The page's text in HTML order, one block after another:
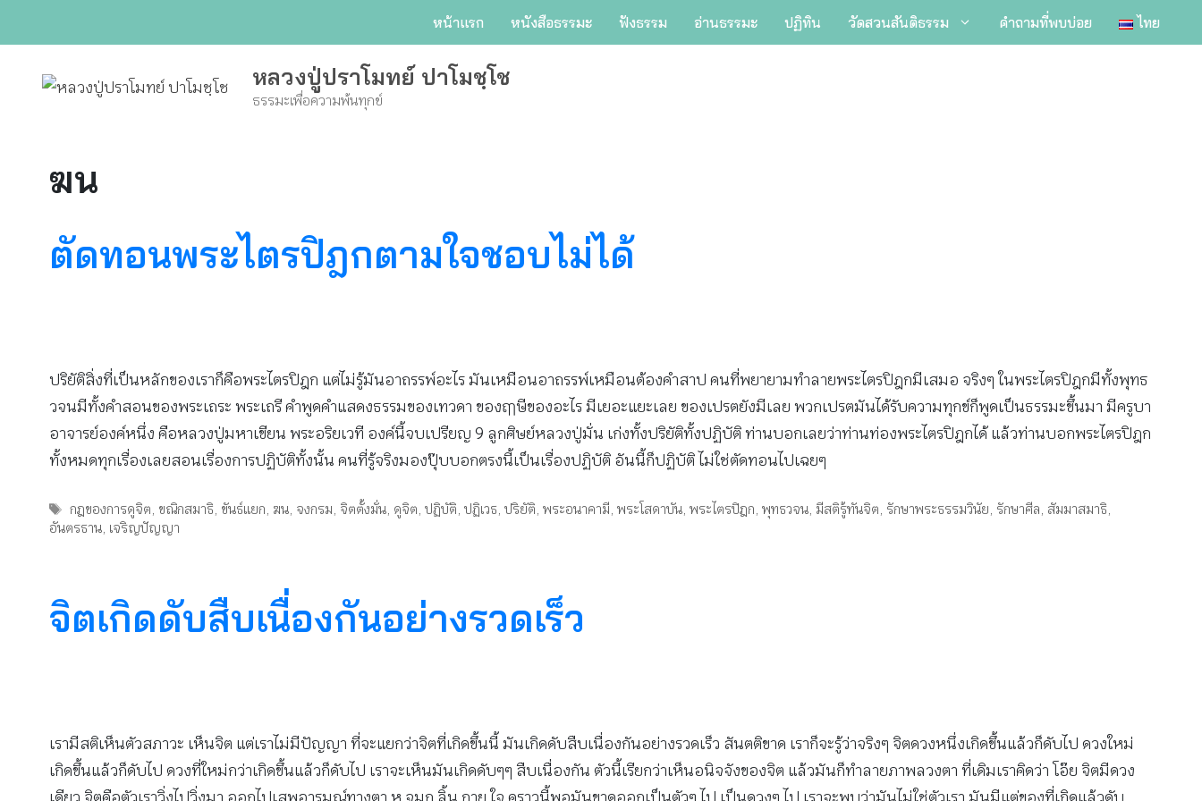
หน้าแรก หนังสือธรรมะ ฟังธรรม อ่านธรรมะ ปฏิทิน วัดสวนสันติธรรม คำถามที่พบบ่อย ไทย
หลวงปู่ปราโมทย์ ปาโมชฺโช
ธรรมะเพื่อความพ้นทุกข์
ฆน
ตัดทอนพระไตรปิฎกตามใจชอบไม่ได้
ปริยัติสิ่งที่เป็นหลักของเราก็คือพระไตรปิฎก แต่ไม่รู้มันอาถรรพ์อะไร มันเหมือนอาถรรพ์เหมือนต้องคำสาป คนที่พยายามทำลายพระไตรปิฎกมีเสมอ จริงๆ ในพระไตรปิฎกมีทั้งพุทธ
วจนมีทั้งคำสอนของพระเถระ พระเถรี คำพูดคำแสดงธรรมของเทวดา ของฤๅษีของอะไร มีเยอะแยะเลย ของเปรตยังมีเลย พวกเปรตมันได้รับความทุกข์ก็พูดเป็นธรรมะขึ้นมา มีครูบา
อาจารย์องค์หนึ่ง คือหลวงปู่มหาเขียน พระอริยเวที องค์นี้จบเปรียญ 9 ลูกศิษย์หลวงปู่มั่น เก่งทั้งปริยัติทั้งปฏิบัติ ท่านบอกเลยว่าท่านท่องพระไตรปิฎกได้ แล้วท่านบอกพระไตรปิฎก
ทั้งหมดทุกเรื่องเลยสอนเรื่องการปฏิบัติทั้งนั้น คนที่รู้จริงมองปุ๊บบอกตรงนี้เป็นเรื่องปฏิบัติ อันนี้ก็ปฏิบัติ ไม่ใช่ตัดทอนไปเฉยๆ
Tags
กฎของการดูจิต, ขณิกสมาธิ, ขันธ์แยก, ฆน, จงกรม, จิตตั้งมั่น, ดูจิต,ปฏิบัติ,ปฏิเวธ,ปริยัติ,พระอนาคามี,พระโสดาบัน,พระไตรปิฎก,พุทธวจน, มีสติรู้ทันจิต, รักษาพระธรรมวินัย, รักษาศีล, สัมมาสมาธิ,
อันตรธาน, เจริญปัญญา
จิตเกิดดับสืบเนื่องกันอย่างรวดเร็ว
เรามีสติเห็นตัวสภาวะ เห็นจิต แต่เราไม่มีปัญญา ที่จะแยกว่าจิตที่เกิดขึ้นนี้ มันเกิดดับสืบเนื่องกันอย่างรวดเร็ว สันตติขาด เราก็จะรู้ว่าจริงๆ จิตดวงหนึ่งเกิดขึ้นแล้วก็ดับไป ดวงใหม่
เกิดขึ้นแล้วก็ดับไป ดวงที่ใหม่กว่าเกิดขึ้นแล้วก็ดับไป เราจะเห็นมันเกิดดับๆๆ สืบเนื่องกัน ตัวนี้เรียกว่าเห็นอนิจจังของจิต แล้วมันก็ทำลายภาพลวงตา ที่เดิมเราคิดว่า โอ๊ย จิตมีดวง